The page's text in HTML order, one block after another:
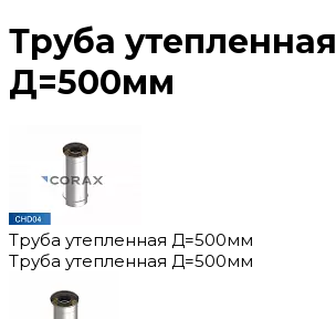
Труба утепленная
Д=500мм
Труба утепленная Д=500мм
Труба утепленная Д=500мм